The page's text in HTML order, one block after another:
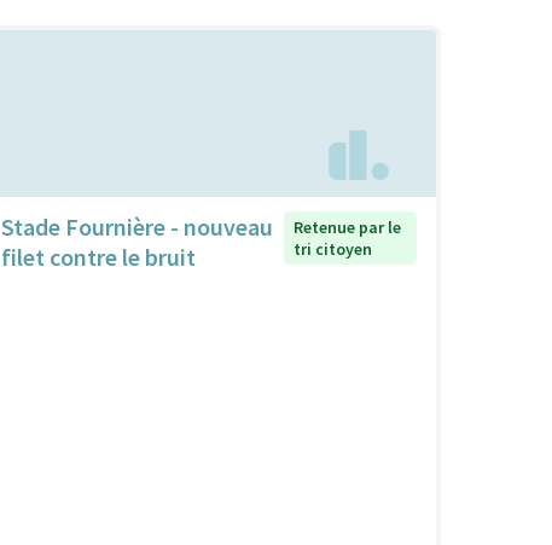
Stade Fournière - nouveau
filet contre le bruit
Retenue par le
tri citoyen